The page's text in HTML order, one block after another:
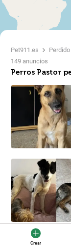
Crear
Pet911.es Perdido
149 anuncios
Perros Pastor